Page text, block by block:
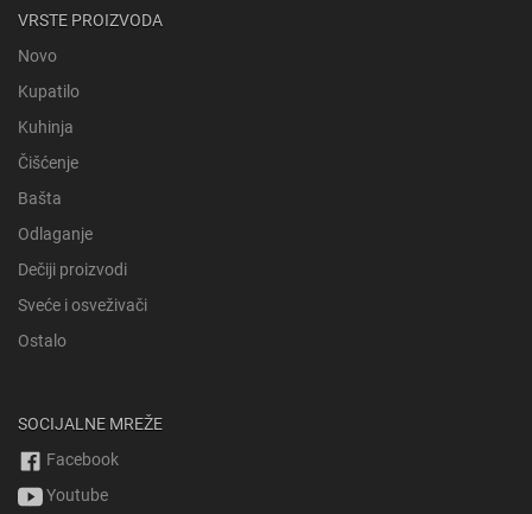
VRSTE PROIZVODA
Novo
Kupatilo
Kuhinja
Čišćenje
Bašta
Odlaganje
Dečiji proizvodi
Sveće i osveživači
Ostalo
SOCIJALNE MREŽE
Facebook
Youtube